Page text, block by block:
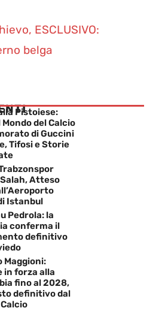
ESCLUSIVO:
belga
Pistoiese:
Mondo del Calcio
di Guccini
Tifosi e Storie
Atteso
Istanbul
Pedrola: la
conferma il
definitivo
Maggioni:
in forza alla
fino al 2028,
definitivo dal